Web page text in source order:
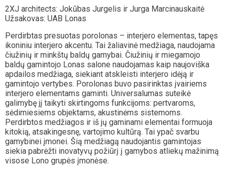
2XJ architects: Jokūbas Jurgelis ir Jurga Marcinauskaitė
Užsakovas: UAB Lonas
Perdirbtas presuotas porolonas – interjero elementas, tapęs
ikoniniu interjero akcentu. Tai žaliavinė medžiaga, naudojama
čiužinių ir minkštų baldų gamybai. Čiužinių ir miegamojo
baldų gamintojo Lonas salone naudojamas kaip naujoviška
apdailos medžiaga, siekiant atskleisti interjero idėją ir
gamintojo vertybes. Porolonas buvo pasirinktas įvairiems
interjero elementams gaminti. Universalumas suteikė
galimybę jį taikyti skirtingoms funkcijoms: pertvaroms,
sėdimiesiems objektams, akustinėms sistemoms.
Perdirbtos medžiagos ir iš jų gaminami elementai formuoja
kitokią, atsakingesnę, vartojimo kultūrą. Tai ypač svarbu
gamybinei įmonei. Šią medžiagą naudojantis gamintojas
siekia pabrėžti inovatyvų požiūrį į gamybos atliekų mažinimą
visose Lono grupės įmonėse.